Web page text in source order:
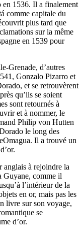
en 1536. Il a finalement
comme capitale du
plus tard que
sur la même
en 1539 pour
Grenade, d’autres
Gonzalo Pizarro et
et se retrouvèrent
qu’ils se soient
sont retournés à
et à nommer, le
Philip von Hutten
le long des
Il a trouvé un
anglais à rejoindre la
Guyane, comme il
l’intérieur de la
en or, mais pas les
livre sur son voyage,
se
d’or.